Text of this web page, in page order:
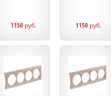
1150 руб. 1150 руб.